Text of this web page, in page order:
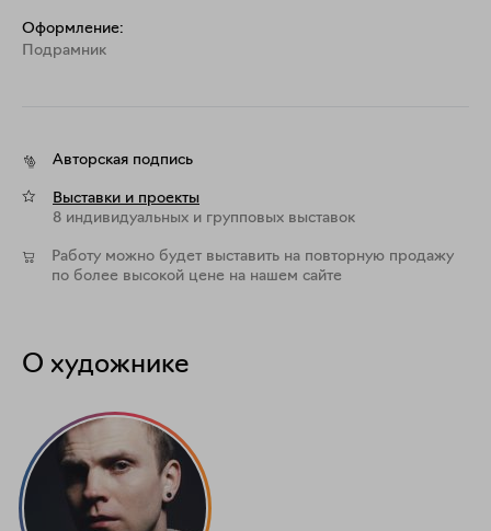
Оформление:
Подрамник
Авторская подпись
Выставки и проекты
8 индивидуальных и групповых выставок
Работу можно будет выставить на повторную продажу
по более высокой цене на нашем сайте
О художнике